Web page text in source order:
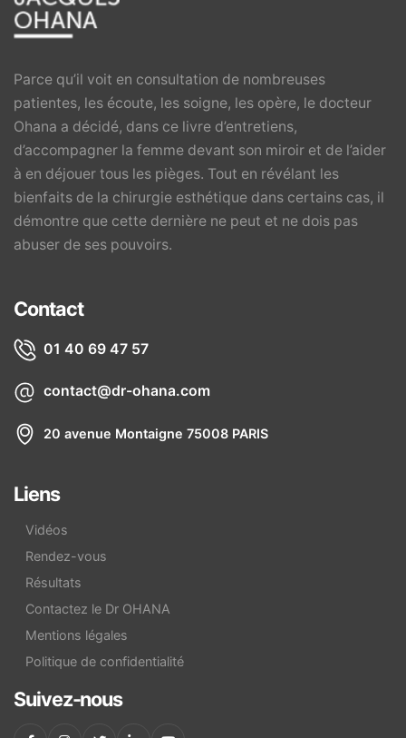
Parce qu’il voit en consultation de nombreuses
patientes, les écoute, les soigne, les opère, le docteur
Ohana a décidé, dans ce livre d’entretiens,
d’accompagner la femme devant son miroir et de l’aider
à en déjouer tous les pièges. Tout en révélant les
bienfaits de la chirurgie esthétique dans certains cas, il
démontre que cette dernière ne peut et ne dois pas
abuser de ses pouvoirs.
Contact
01 40 69 47 57
contact@dr-ohana.com
20 avenue Montaigne 75008 PARIS
Liens
Vidéos
Rendez-vous
Résultats
Contactez le Dr OHANA
Mentions légales
Politique de confidentialité
Suivez-nous